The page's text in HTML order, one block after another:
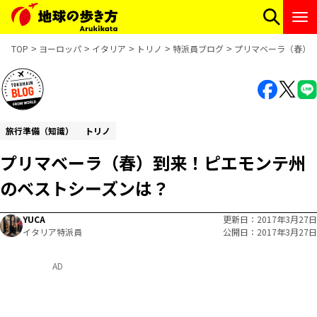
TOP ヨーロッパ イタリア トリノ 特派員ブログ プリマベーラ（春）
旅行準備（知識） トリノ
プリマベーラ（春）到来！ピエモンテ州
のベストシーズンは？
YUCA
イタリア特派員
更新日
2017年3月27日
公開日
2017年3月27日
AD